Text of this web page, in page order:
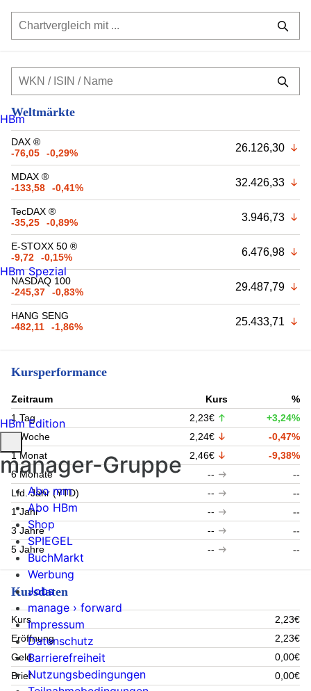
Weltmärkte
DAX ®
-76,05
-0,29% 26.126,30
MDAX ®
-133,58
-0,41% 32.426,33
TecDAX ®
-35,25
-0,89% 3.946,73
E-STOXX 50 ®
-9,72
-0,15% 6.476,98
NASDAQ 100
-245,37
-0,83% 29.487,79
HANG SENG
-482,11
-1,86% 25.433,71
Kursperformance
Zeitraum Kurs
%
1 Tag
2,23€
+3,24%
1 Woche
2,24€
-0,47%
1 Monat
2,46€
-9,38%
6 Monate
--
--
Lfd. Jahr (YTD)
--
--
1 Jahr
--
--
3 Jahre
--
--
5 Jahre
-- --
Kursdaten
Kurs
2,23€
Eröffnung
2,23€
Geld
0,00€
Brief
0,00€
HBm
HBm Spezial
HBm Edition
manager-Gruppe
Abo mm
Abo HBm
Shop
SPIEGEL
BuchMarkt
Werbung
Jobs
manage › forward
Impressum
Datenschutz
Barrierefreiheit
Nutzungsbedingungen